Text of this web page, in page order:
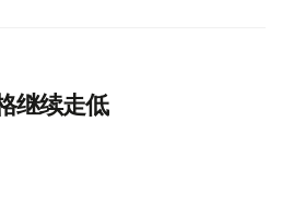
继续走低